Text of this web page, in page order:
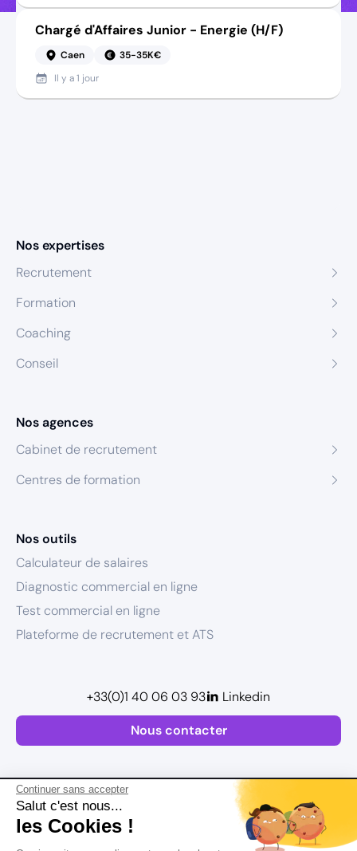
Continuer sans accepter
Salut c'est nous...
les Cookies !
Chargé d'Affaires Junior - Energie (H/F)
Caen
35-35K€
Il y a1 jour
Nos expertises
Recrutement
Formation
Coaching
Conseil
Nos agences
Cabinet de recrutement
Centres de formation
Nos outils
Calculateur de salaires
Diagnostic commercial en ligne
Test commercial en ligne
Plateforme de recrutement et ATS
Nous contacter
+33(0)1 40 06 03 93 Linkedin